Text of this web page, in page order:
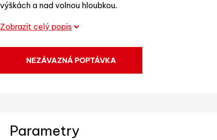
výškách a nad volnou hloubkou.
Zobrazit celý popis
NEZÁVAZNÁ POPTÁVKA
Parametry